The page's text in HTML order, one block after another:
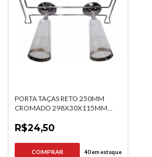
PORTA TAÇAS RETO 250MM
CROMADO 298X30X115MM
R$24,50
40em estoque